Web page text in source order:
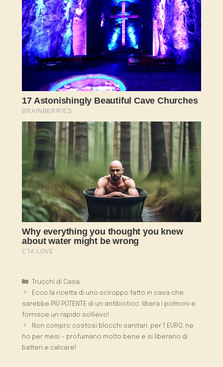
Categorie
Trucchi di Casa
Ecco la ricetta di uno sciroppo fatto in casa che
sarebbe PIÙ POTENTE di un antibiotico: libera i polmoni e
fornisce un rapido sollievo!
Non compro costosi blocchi sanitari: per 1 EURO, ne
ho per mesi – profumano molto bene e si liberano di
batteri e calcare!